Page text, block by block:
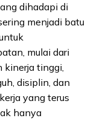
dihadapi di
menjadi batu
mulai dari
kinerja tinggi,
disiplin, dan
yang terus
hanya